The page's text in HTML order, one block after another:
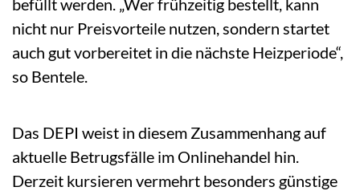
nicht nur Preisvorteile nutzen, sondern startet
auch gut vorbereitet in die nächste Heizperiode“,
so Bentele.
Das DEPI weist in diesem Zusammenhang auf
aktuelle Betrugsfälle im Onlinehandel hin.
Derzeit kursieren vermehrt besonders günstige